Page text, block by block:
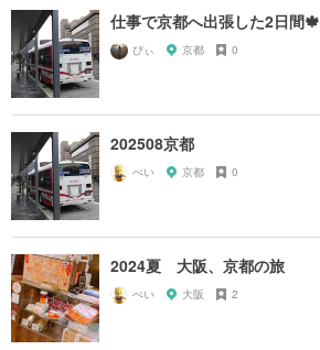
仕事で京都へ出張した2日間🍁
ぴぃ 京都 0
202508京都
ぺい 京都 0
2024夏 大阪、京都の旅
ぺい 大阪 2